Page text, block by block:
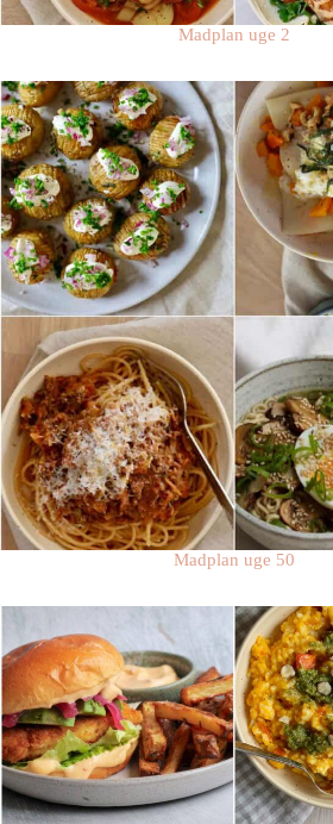
Madplan uge 2
Madplan uge 50